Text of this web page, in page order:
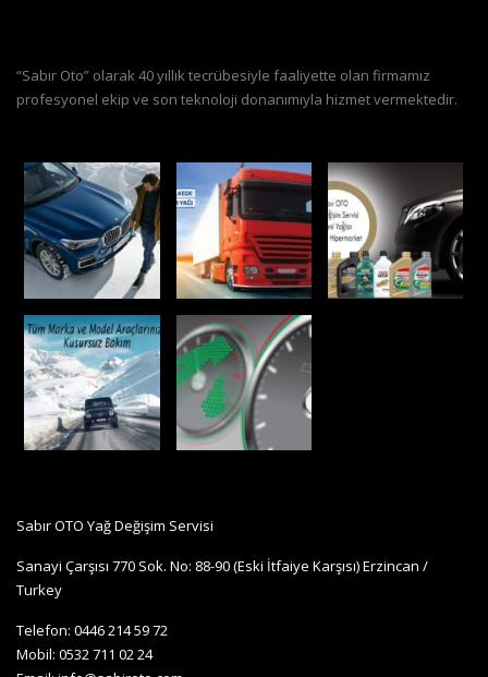
“Sabır Oto” olarak 40 yıllık tecrübesiyle faaliyette olan firmamız
profesyonel ekip ve son teknoloji donanımıyla hizmet vermektedir.
Sabır OTO Yağ Değişim Servisi
Sanayi Çarşısı 770 Sok. No: 88-90 (Eski İtfaiye Karşısı) Erzincan /
Turkey
Telefon: 0446 214 59 72
Mobil: 0532 711 02 24